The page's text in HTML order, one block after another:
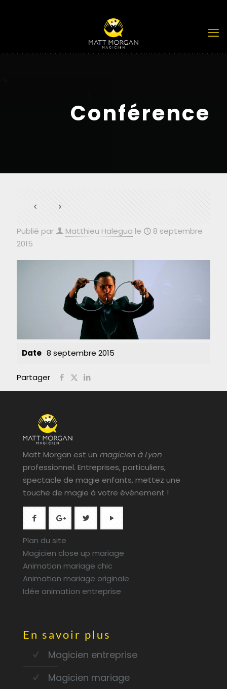
Conférence
Publié par Matthieu Halegua le
8 septembre
2015
Date 8 septembre 2015
Partager
Matt Morgan est un magicien à Lyon
professionnel. Entreprises, particuliers,
spectacle de magie enfants, mettez une
touche de magie à votre événement !
Plan du site
Magicien close up mariage
Animation mariage chic
Animation mariage originale
Idée animation entreprise
En savoir plus
Magicien entreprise
Magicien mariage